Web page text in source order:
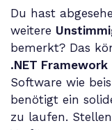
Du hast
weitere
bemerkt? Das
.NET Framework
Software wie
benötigt ein
zu laufen.